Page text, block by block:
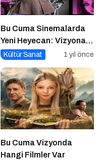
Bu Cuma Sinemalarda
Yeni Heyecan: Vizyona
Girecek Filmler Belli
Kültür Sanat 1 yıl önce
Bu Cuma Vizyonda
Hangi Filmler Var